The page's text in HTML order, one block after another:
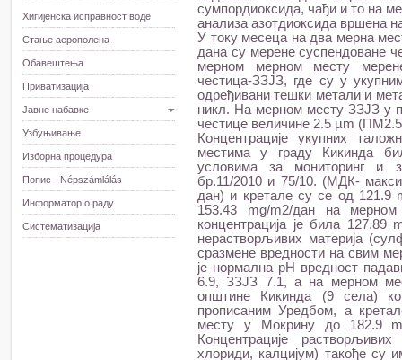
Хигијенска исправност воде
Стање аерополена
Обавештења
Приватизација
Јавне набавке
Узбуњивање
Изборна процедура
Попис - Népszámlálás
Информатор о раду
Систематизација
сумпордиоксида, чађи и то на
анализа азотдиоксида вршена
У току месеца на два мерна
дана су мерене суспендоване
мерном мерном месту
честица-ЗЗЈЗ, где су у
одређивани тешки метали и
никл. На мерном месту ЗЗЈЗ у
честице величине 2.5 µm
Концентрације укупних
местима у граду Кикинда
условима за мониторинг и
бр.11/2010 и 75/10. (МДК-
дан) и кретале су се од 121.9
153.43 mg/m2/дан на
концентрација је била 127.89
нерастворљивих материја
сразмене вредности на свим
је нормална pH вредност
6.9, ЗЗЈЗ 7.1, а на мерном
општине Кикинда (9 села)
прописаним Уредбом, а
месту у Мокрину до 182.9
Концентрације
хлориди, калцијум) такође су